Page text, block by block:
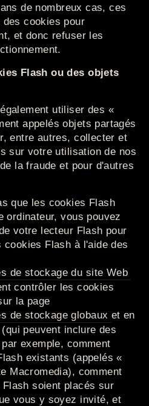
de nombreux cas, ces
des cookies pour
et donc refuser les
Flash ou des objets
utiliser des «
appelés objets partagés
entre autres, collecter et
sur votre utilisation de nos
la fraude et pour d'autres
que les cookies Flash
vous pouvez
votre lecteur Flash pour
cookies Flash à l'aide des
de stockage du site Web
contrôler les cookies
la page
de stockage globaux et en
peuvent inclure des
exemple, comment
existants (appelés «
Macromedia), comment
soient placés sur
vous y soyez invité, et